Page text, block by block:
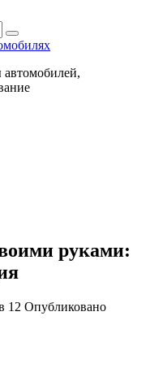
руками:
12 Опубликовано